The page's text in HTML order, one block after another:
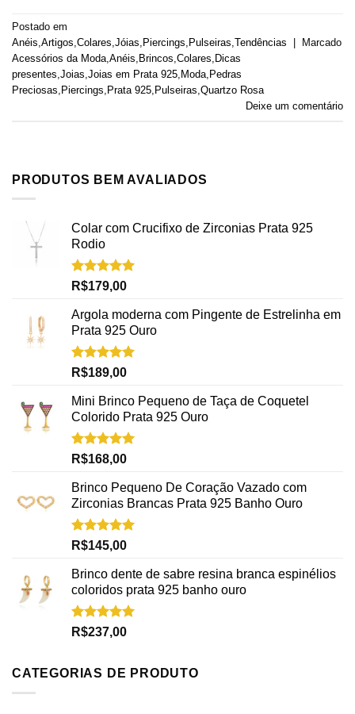
Postado em
Anéis Artigos Colares Jóias Piercings Pulseiras Tendências
Marcado
Acessórios da Moda Anéis Brincos Colares Dicas
presentes Joias Joias em Prata 925 Moda Pedras
Preciosas Piercings Prata 925 Pulseiras Quartzo Rosa
Deixe um comentário
PRODUTOS BEM AVALIADOS
Colar com Crucifixo de Zirconias Prata 925
Rodio
Avaliação
R$179,00
Argola moderna com Pingente de Estrelinha em
Prata 925 Ouro
Avaliação
R$189,00
Mini Brinco Pequeno de Taça de Coquetel
Colorido Prata 925 Ouro
Avaliação
R$168,00
Brinco Pequeno De Coração Vazado com
Zirconias Brancas Prata 925 Banho Ouro
Avaliação
R$145,00
Brinco dente de sabre resina branca espinélios
coloridos prata 925 banho ouro
Avaliação
R$237,00
CATEGORIAS DE PRODUTO